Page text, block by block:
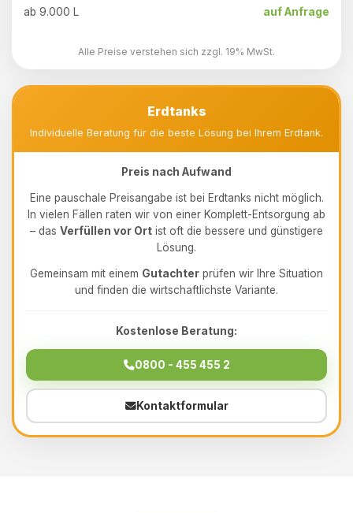
ab 9.000 L auf Anfrage
Alle Preise verstehen sich zzgl. 19% MwSt.
Erdtanks
Individuelle Beratung für die beste Lösung bei Ihrem Erdtank.
Preis nach Aufwand
Eine pauschale Preisangabe ist bei Erdtanks nicht möglich.
In vielen Fällen raten wir von einer Komplett-Entsorgung ab
– das Verfüllen vor Ort ist oft die bessere und günstigere
Lösung.
Gemeinsam mit einem Gutachter prüfen wir Ihre Situation
und finden die wirtschaftlichste Variante.
Kostenlose Beratung:
0800 - 455 455 2
Kontaktformular